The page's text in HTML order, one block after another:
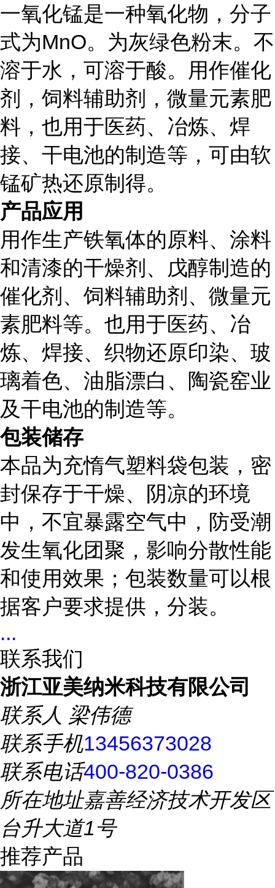
一氧化锰是一种氧化物，分子
式为MnO。为灰绿色粉末。不
溶于水，可溶于酸。用作催化
剂，饲料辅助剂，微量元素肥
料，也用于医药、冶炼、焊
接、干电池的制造等，可由软
锰矿热还原制得。
产品应用
用作生产铁氧体的原料、涂料
和清漆的干燥剂、戊醇制造的
催化剂、饲料辅助剂、微量元
素肥料等。也用于医药、冶
炼、焊接、织物还原印染、玻
璃着色、油脂漂白、陶瓷窑业
及干电池的制造等。
包装储存
本品为充惰气塑料袋包装，密
封保存于干燥、阴凉的环境
中，不宜暴露空气中，防受潮
发生氧化团聚，影响分散性能
和使用效果；包装数量可以根
据客户要求提供，分装。
...
联系我们
浙江亚美纳米科技有限公司
联系人 梁伟德
联系手机13456373028
联系电话400-820-0386
所在地址嘉善经济技术开发区
台升大道1号
推荐产品